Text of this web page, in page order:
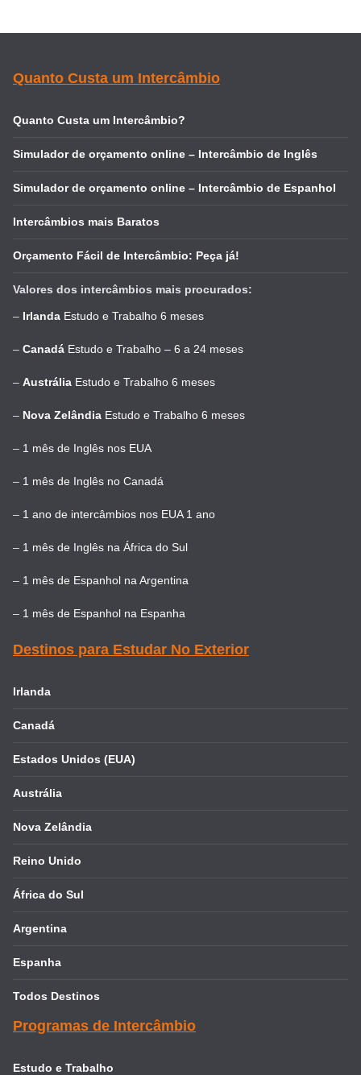
Quanto Custa um Intercâmbio
Quanto Custa um Intercâmbio?
Simulador de orçamento online – Intercâmbio de Inglês
Simulador de orçamento online – Intercâmbio de Espanhol
Intercâmbios mais Baratos
Orçamento Fácil de Intercâmbio: Peça já!
Valores dos intercâmbios mais procurados:
– Irlanda Estudo e Trabalho 6 meses
– Canadá Estudo e Trabalho – 6 a 24 meses
– Austrália Estudo e Trabalho 6 meses
– Nova Zelândia Estudo e Trabalho 6 meses
– 1 mês de Inglês nos EUA
– 1 mês de Inglês no Canadá
– 1 ano de intercâmbios nos EUA 1 ano
– 1 mês de Inglês na África do Sul
– 1 mês de Espanhol na Argentina
– 1 mês de Espanhol na Espanha
Destinos para Estudar No Exterior
Irlanda
Canadá
Estados Unidos (EUA)
Austrália
Nova Zelândia
Reino Unido
África do Sul
Argentina
Espanha
Todos Destinos
Programas de Intercâmbio
Estudo e Trabalho